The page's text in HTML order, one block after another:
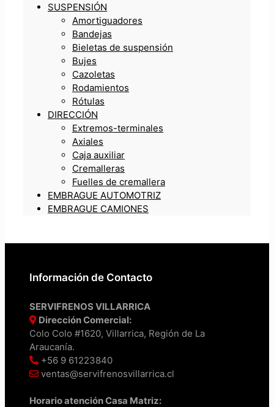
SUSPENSIÓN
Amortiguadores
Bandejas
Bieletas de suspensión
Bujes
Cazoletas
Rodamientos
Rótulas
DIRECCIÓN
Extremos-terminales
Axiales
Caja auxiliar
Cremalleras
Fuelles de cremallera
EMBRAGUE AUTOMOTRIZ
EMBRAGUE CAMIONES
Información de Contacto
SERVIFRENOS VILLARRICA
Dirección Comercial:
Colo Colo #1620, Villarrica, Región de La
Araucanía.
+56 9 61223840
ventas@servifrenosvillarrica.cl
Horario atención Casa Matriz: